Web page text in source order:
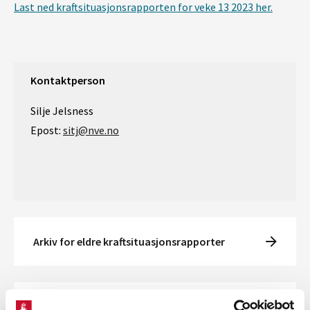
Last ned kraftsituasjonsrapporten for veke 13 2023 her.
Kontaktperson
Silje Jelsness
Epost: sitj@nve.no
Arkiv for eldre kraftsituasjonsrapporter
Se også kvartalsrapport for kraftmarkedet